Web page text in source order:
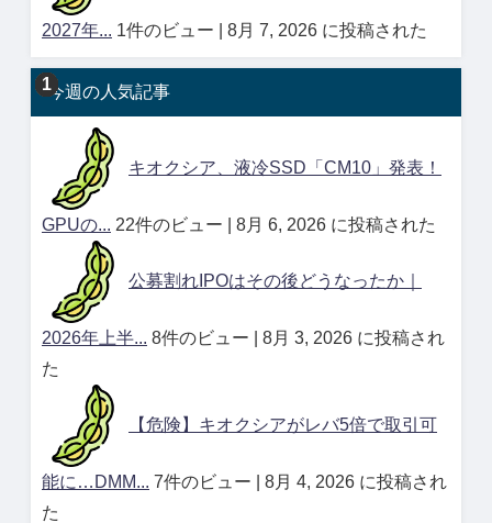
2027年... 1件のビュー 8月 7, 2026 に投稿された
今週の人気記事
キオクシア、液冷SSD「CM10」発表！
GPUの... 22件のビュー 8月 6, 2026 に投稿された
公募割れIPOはその後どうなったか｜
2026年上半... 8件のビュー
8月 3, 2026 に投稿され
た
【危険】キオクシアがレバ5倍で取引可
能に…DMM... 7件のビュー
8月 4, 2026 に投稿され
た